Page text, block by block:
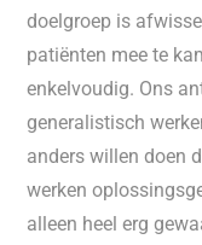
doelgroep is
patiënten mee te
enkelvoudig. Ons
generalistisch
anders willen doen
werken
alleen heel erg